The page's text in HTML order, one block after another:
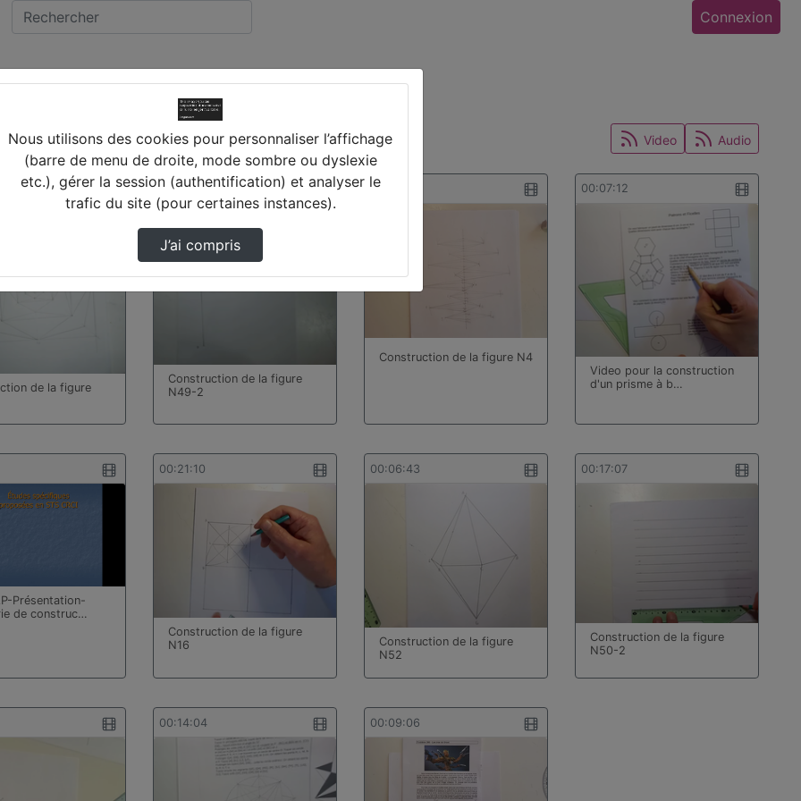
Connexion
trouvées Audio
Video
de la figure
00:14:05
Construction de la figure
N49-2
00:20:15
Construction de la figure N4
00:07:12
Video pour la construction
d'un prisme à b…
Présentation-
de construc…
00:21:10
Construction de la figure
N16
00:06:43
Construction de la figure
N52
00:17:07
Construction de la figure
N50-2
00:14:04 00:09:06
Nous utilisons des cookies pour personnaliser l’affichage
(barre de menu de droite, mode sombre ou dyslexie
etc.), gérer la session (authentification) et analyser le
trafic du site (pour certaines instances).
J’ai compris